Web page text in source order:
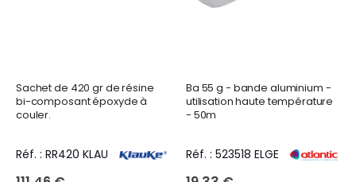
Sachet de 420 gr de résine
bi-composant époxyde à
couler.
Réf. : RR420 KLAU
Ba 55 g - bande aluminium -
utilisation haute température
- 50m
Réf. : 523518 ELGE